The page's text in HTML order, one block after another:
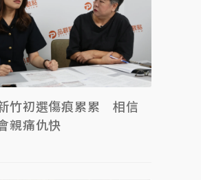
竹初選傷痕累累 相信
親痛仇快